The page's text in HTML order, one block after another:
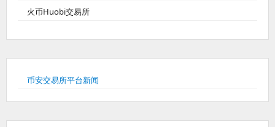
火币Huobi交易所
币安交易所平台新闻